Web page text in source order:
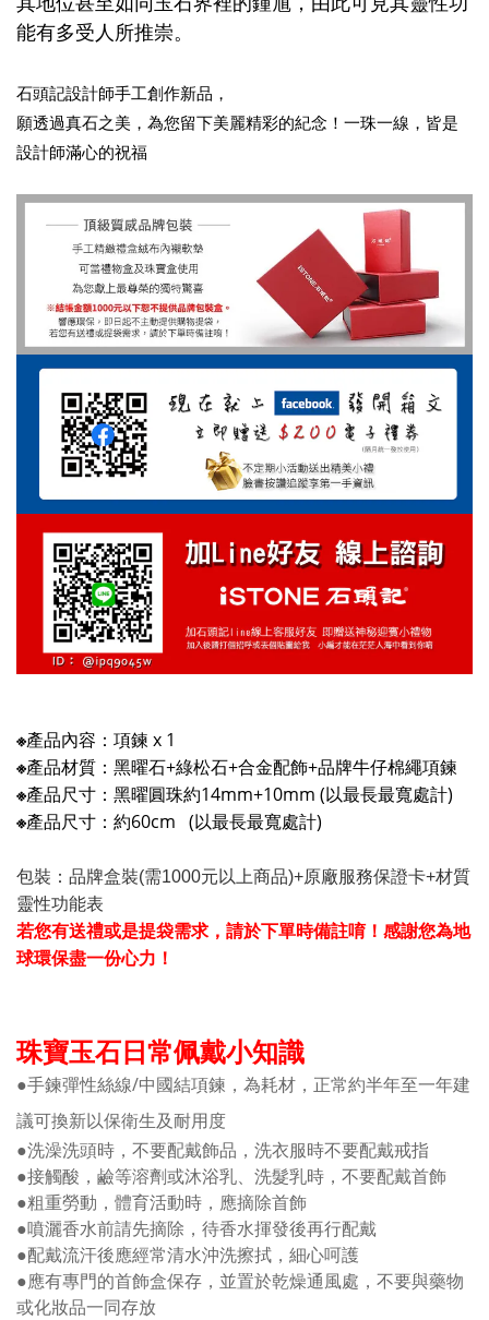
能有多受人所推崇。
石頭記設計師手工創作新品，
願透過真石之美，為您留下美麗精彩的紀念！一珠一線，皆是
設計師滿心的祝福
※產品內容：項鍊 x 1
※產品材質： 黑曜石+綠松石+合金配飾+品牌牛仔棉繩項鍊
※產品尺寸： 黑曜圓珠約14mm+10mm (以最長最寬處計)
※產品尺寸： 約60cm (以最長最寬處計)
包裝：品牌盒裝(需1000元以上商品)+原廠服務保證卡+材質
靈性功能表
若您有送禮或是提袋需求，請於下單時備註唷！感謝您為地
球環保盡一份心力！
珠寶玉石日常佩戴小知識
●手鍊彈性絲線/中國結項鍊，為耗材，正常約半年至一年建
議可換新以保衛生及耐用度
●洗澡洗頭時，不要配戴飾品，洗衣服時不要配戴戒指
●接觸酸，鹼等溶劑或沐浴乳、洗髮乳時，不要配戴首飾
●粗重勞動，體育活動時，應摘除首飾
●噴灑香水前請先摘除，待香水揮發後再行配戴
●配戴流汗後應經常清水沖洗擦拭，細心呵護
●應有專門的首飾盒保存，並置於乾燥通風處，不要與藥物
或化妝品一同存放